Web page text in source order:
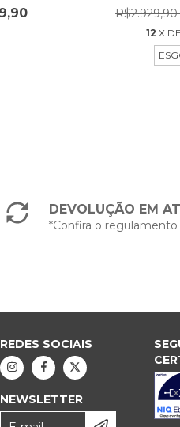
12 X DE
DEVOLUÇÃO EM
*Confira o regulamento
REDES SOCIAIS
NEWSLETTER